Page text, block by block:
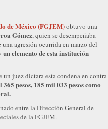
de México (FGJEM)obtuvo una
Gómez, quien se desempeñaba
agresión ocurrida en marzo del
un elemento de esta institución
un juez dictara esta condena en contra
pesos, 185 mil 033 pesos como
entre la Dirección General de
de la FGJEM.